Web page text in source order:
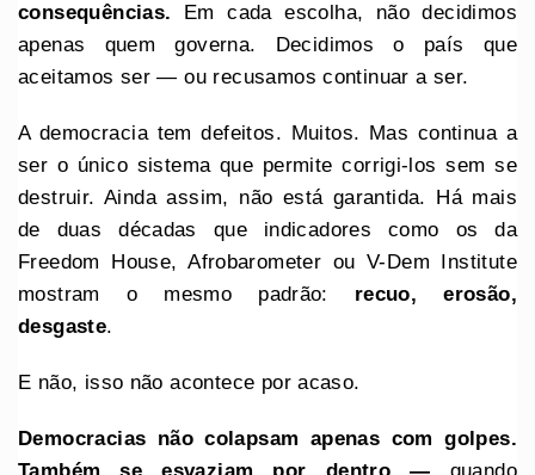
consequências. Em cada escolha, não decidimos
apenas quem governa. Decidimos o país que
aceitamos ser — ou recusamos continuar a ser.
A democracia tem defeitos. Muitos. Mas continua a
ser o único sistema que permite corrigi-los sem se
destruir. Ainda assim, não está garantida. Há mais
de duas décadas que indicadores como os da
Freedom House, Afrobarometer ou V-Dem Institute
mostram o mesmo padrão: recuo, erosão,
desgaste.
E não, isso não acontece por acaso.
Democracias não colapsam apenas com golpes.